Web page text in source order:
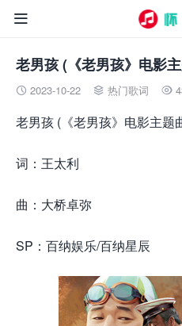

老男孩 (《老男孩》电影
 2023-10-22  热门歌词 
老男孩 (《老男孩》电影主题
词：王太利
曲：大桥卓弥
SP：百纳娱乐/百纳星辰